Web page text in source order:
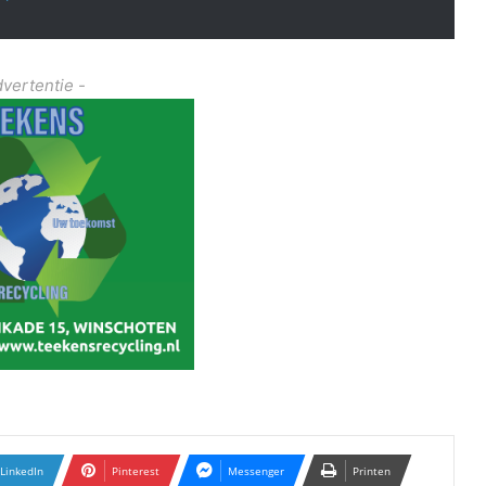
-
LinkedIn Pinterest Messenger Printen